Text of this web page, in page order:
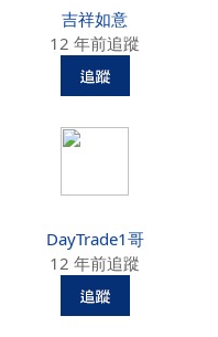
吉祥如意
12 年前追蹤
DayTrade1哥
12 年前追蹤